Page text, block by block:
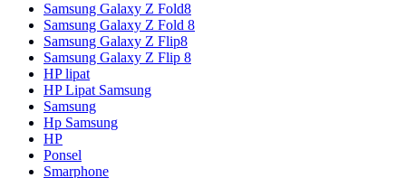
Samsung Galaxy Z Fold8
Samsung Galaxy Z Fold 8
Samsung Galaxy Z Flip8
Samsung Galaxy Z Flip 8
HP lipat
HP Lipat Samsung
Samsung
Hp Samsung
HP
Ponsel
Smarphone